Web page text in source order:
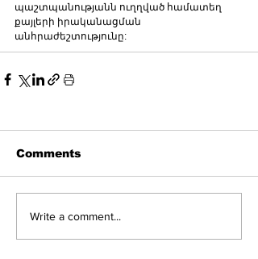
պաշտպանությանն ուղղված համատեղ
քայլերի իրականացման
անհրաժեշտությունը:
Comments
Write a comment...